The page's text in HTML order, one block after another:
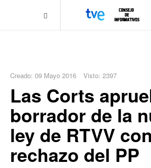
url('../../images/contact.png') 0 0 no-repeat;
Creado: 09 Mayo 2016 Visto: 2397
Las Corts
borrador de la
ley de RTVV
rechazo del PP